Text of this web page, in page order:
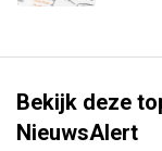
Bekijk deze
NieuwsAlert